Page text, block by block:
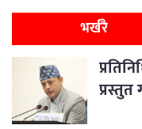
भर्खरै
प्रस्तुत